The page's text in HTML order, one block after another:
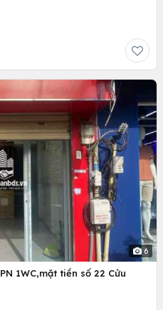
6
1WC,mặt tiền số 22 Cửu